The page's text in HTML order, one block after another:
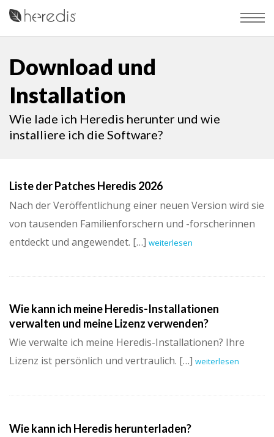
Download und
Installation
Wie lade ich Heredis herunter und wie
installiere ich die Software?
Liste der Patches Heredis 2026
Nach der Veröffentlichung einer neuen Version wird sie
von tausenden Familienforschern und -forscherinnen
entdeckt und angewendet. […] weiterlesen
Wie kann ich meine Heredis-Installationen
verwalten und meine Lizenz verwenden?
Wie verwalte ich meine Heredis-Installationen? Ihre
Lizenz ist persönlich und vertraulich. […] weiterlesen
Wie kann ich Heredis herunterladen?